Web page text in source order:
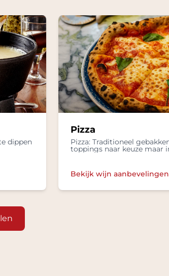
dippen
Pizza
Pizza: Traditioneel
toppings naar keuze maar
Bekijk wijn aanbevelingen